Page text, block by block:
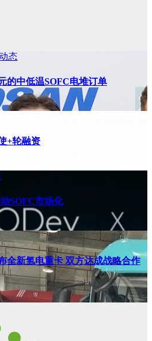
态
的中低温SOFC电堆订单
+轮融资
SOFC市场化
全新氢电重卡 双方达成战略合作